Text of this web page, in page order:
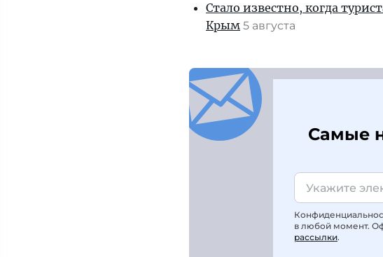
Стало известно, когда
Крым 5 августа
Самые
в любой момент.
рассылки.